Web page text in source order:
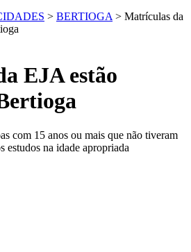
> BERTIOGA > Matrículas da
EJA estão
com 15 anos ou mais que não tiveram
estudos na idade apropriada